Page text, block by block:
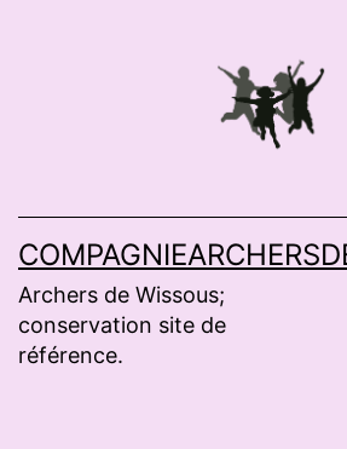
Archers de Wissous;
conservation site de
référence.